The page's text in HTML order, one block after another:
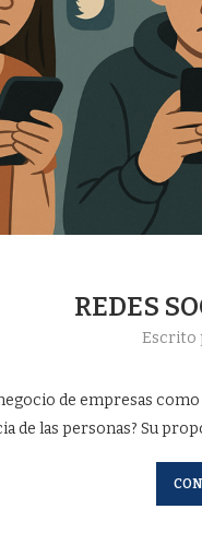
REDES
de empresas
de las personas? Su